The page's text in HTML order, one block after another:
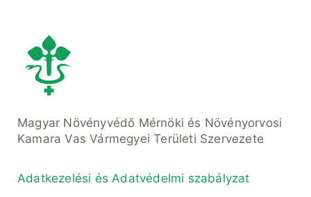
Magyar Növényvédő Mérnöki és Növényorvosi
Kamara Vas Vármegyei Területi Szervezete
Adatkezelési és Adatvédelmi szabályzat